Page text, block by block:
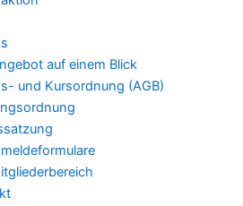
auf einem Blick
und Kursordnung (AGB)